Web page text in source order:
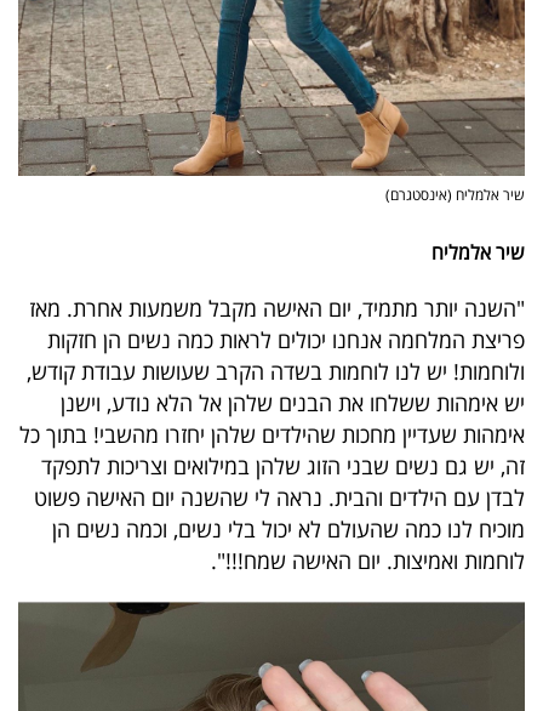
ניוזלטרים
מייל
אדום
פרסמו
עקבו
אחרינו:
שיר אלמליח (אינסטגרם)
שיר אלמליח
"השנה יותר מתמיד, יום האישה מקבל משמעות אחרת. מאז
פריצת המלחמה אנחנו יכולים לראות כמה נשים הן חזקות
ולוחמות! יש לנו לוחמות בשדה הקרב שעושות עבודת קודש,
יש אימהות ששלחו את הבנים שלהן אל הלא נודע, וישנן
אימהות שעדיין מחכות שהילדים שלהן יחזרו מהשבי! בתוך כל
זה, יש גם נשים שבני הזוג שלהן במילואים וצריכות לתפקד
לבדן עם הילדים והבית. נראה לי שהשנה יום האישה פשוט
מוכיח לנו כמה שהעולם לא יכול בלי נשים, וכמה נשים הן
לוחמות ואמיצות. יום האישה שמח!!!".